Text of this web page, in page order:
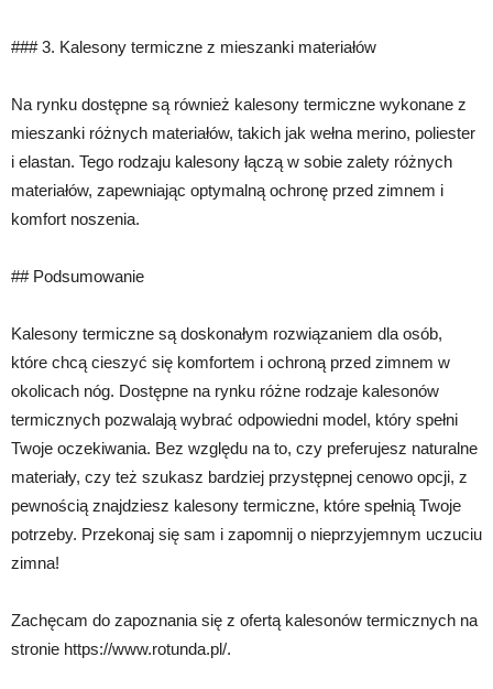
### 3. Kalesony termiczne z mieszanki materiałów
Na rynku dostępne są również kalesony termiczne wykonane z
mieszanki różnych materiałów, takich jak wełna merino, poliester
i elastan. Tego rodzaju kalesony łączą w sobie zalety różnych
materiałów, zapewniając optymalną ochronę przed zimnem i
komfort noszenia.
## Podsumowanie
Kalesony termiczne są doskonałym rozwiązaniem dla osób,
które chcą cieszyć się komfortem i ochroną przed zimnem w
okolicach nóg. Dostępne na rynku różne rodzaje kalesonów
termicznych pozwalają wybrać odpowiedni model, który spełni
Twoje oczekiwania. Bez względu na to, czy preferujesz naturalne
materiały, czy też szukasz bardziej przystępnej cenowo opcji, z
pewnością znajdziesz kalesony termiczne, które spełnią Twoje
potrzeby. Przekonaj się sam i zapomnij o nieprzyjemnym uczuciu
zimna!
Zachęcam do zapoznania się z ofertą kalesonów termicznych na
stronie https://www.rotunda.pl/.